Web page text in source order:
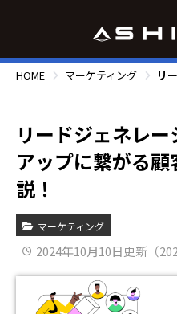
HOME マーケティング
リードジェネレ
アップに繋がる
説！
マーケティング
2024年10月10日更新（